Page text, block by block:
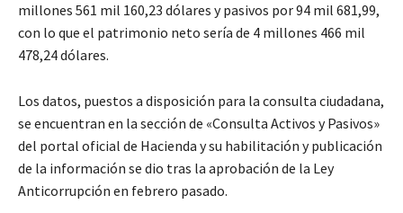
millones 561 mil 160,23 dólares y pasivos por 94 mil 681,99,
con lo que el patrimonio neto sería de 4 millones 466 mil
478,24 dólares.
Los datos, puestos a disposición para la consulta ciudadana,
se encuentran en la sección de «Consulta Activos y Pasivos»
del portal oficial de Hacienda y su habilitación y publicación
de la información se dio tras la aprobación de la Ley
Anticorrupción en febrero pasado.